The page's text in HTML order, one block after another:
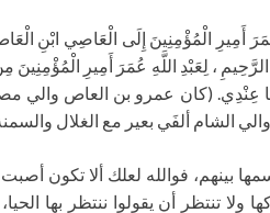
الْمُؤْمِنِينَ إِلَى الْعَاصِي ابْنِ
، لِعَبْدِ اللَّهِ عُمَرَ أَمِيرِ
عِنْدِي. (كان عمرو بن العاص
الشام ألفَي بعير مع الغلال
تنتظر أن يقولوا ننتظر بها